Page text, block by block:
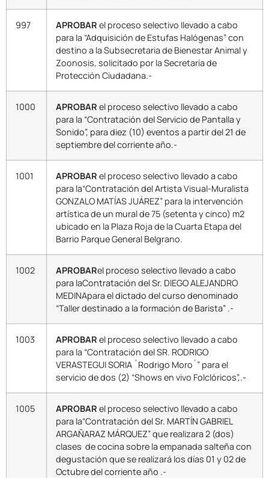
997 APROBAR el proceso selectivo llevado a cabo
para la “Adquisición de Estufas Halógenas” con
destino a la Subsecretaria de Bienestar Animal y
Zoonosis, solicitado por la Secretaría de
Protección Ciudadana.-
1000 APROBAR el proceso selectivo llevado a cabo
para la “Contratación del Servicio de Pantalla y
Sonido”, para diez (10) eventos a partir del 21 de
septiembre del corriente año.-
1001 APROBAR el proceso selectivo llevado a cabo
para la“Contratación del Artista Visual-Muralista
GONZALO MATÍAS JUÁREZ” para la intervención
artística de un mural de 75 (setenta y cinco) m2
ubicado en la Plaza Roja de la Cuarta Etapa del
Barrio Parque General Belgrano.
1002 APROBARel proceso selectivo llevado a cabo
para laContratación del Sr. DIEGO ALEJANDRO
MEDINApara el dictado del curso denominado
“Taller destinado a la formación de Barista” .-
1003 APROBAR el proceso selectivo llevado a cabo
para la “Contratación del SR. RODRIGO
VERASTEGUI SORIA `Rodrigo Moro´” para el
servicio de dos (2) “Shows en vivo Folclóricos”,.-
1005 APROBAR el proceso selectivo llevado a cabo
para la“Contratación del Sr. MARTÍN GABRIEL
ARGAÑARAZ MÁRQUEZ” que realizara 2 (dos)
clases de cocina sobre la empanada salteña con
degustación que se realizará los días 01 y 02 de
Octubre del corriente año .-